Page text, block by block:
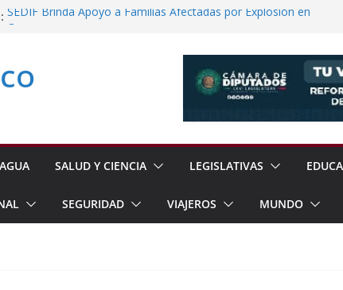
SEDIF Brinda Apoyo a Familias Afectadas por Explosión en
Protegen con Pararrayos el Templo de La Magdalena
AGUA SALUD Y CIENCIA LEGISLATIVAS
SEGURIDAD VIAJEROS MUNDO